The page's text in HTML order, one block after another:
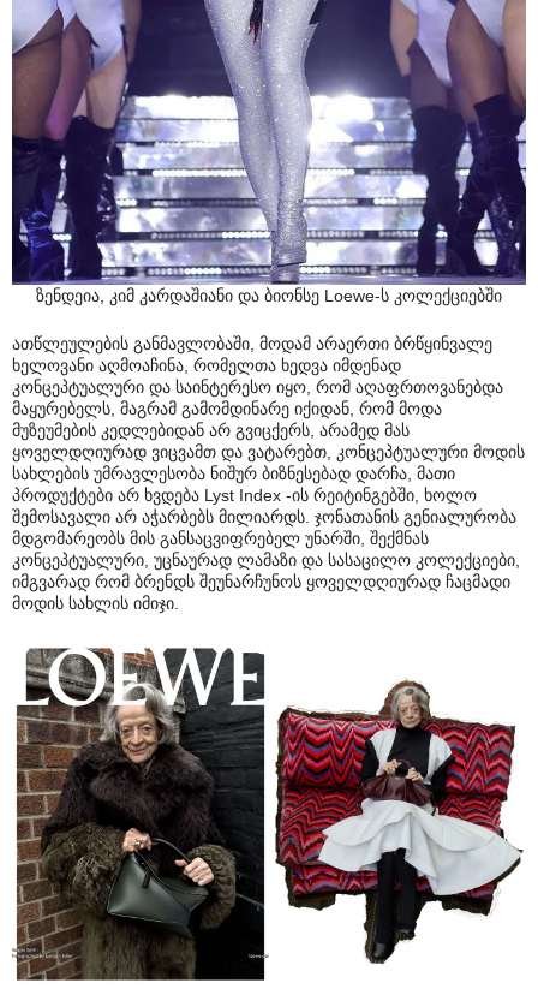
ზენდეია, კიმ კარდაშიანი და ბიონსე Loewe-ს კოლექციებში
ათწლეულების განმავლობაში, მოდამ არაერთი ბრწყინვალე
ხელოვანი აღმოაჩინა, რომელთა ხედვა იმდენად
კონცეპტუალური და საინტერესო იყო, რომ აღაფრთოვანებდა
მაყურებელს, მაგრამ გამომდინარე იქიდან, რომ მოდა
მუზეუმების კედლებიდან არ გვიცქერს, არამედ მას
ყოველდღიურად ვიცვამთ და ვატარებთ, კონცეპტუალური მოდის
სახლების უმრავლესობა ნიშურ ბიზნესებად დარჩა, მათი
პროდუქტები არ ხვდება Lyst Index -ის რეიტინგებში, ხოლო
შემოსავალი არ აჭარბებს მილიარდს. ჯონათანის გენიალურობა
მდგომარეობს მის განსაცვიფრებელ უნარში, შექმნას
კონცეპტუალური, უცნაურად ლამაზი და სასაცილო კოლექციები,
იმგვარად რომ ბრენდს შეუნარჩუნოს ყოველდღიურად ჩაცმადი
მოდის სახლის იმიჯი.